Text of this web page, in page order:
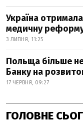
Україна
медичну
3 ЛИПНЯ, 11:25
Польща більше
Банку на
17 ЧЕРВНЯ, 09:27
ГОЛОВНЕ